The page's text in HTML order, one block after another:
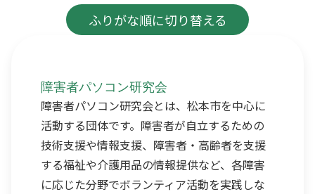
ふりがな順に切り替える
障害者パソコン研究会
障害者パソコン研究会とは、松本市を中心に
活動する団体です。障害者が自立するための
技術支援や情報支援、障害者・高齢者を支援
する福祉や介護用品の情報提供など、各障害
に応じた分野でボランティア活動を実践しな